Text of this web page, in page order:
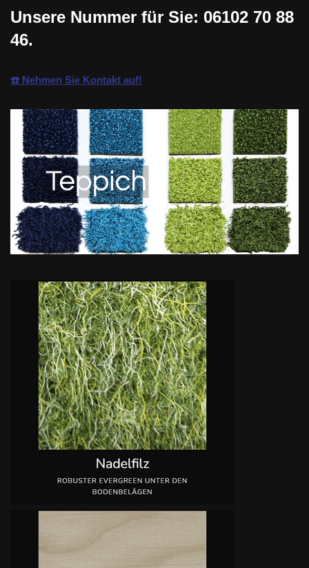
Unsere Nummer für Sie: 06102 70 88
46.
☎️ Nehmen Sie Kontakt auf!